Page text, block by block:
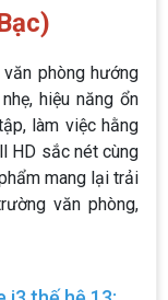
phòng hướng
hiệu năng ổn
làm việc hằng
HD sắc nét cùng
mang lại trải
văn phòng,